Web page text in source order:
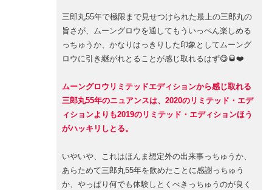
三郎丸55年で極限まで見せつけられた最上の三郎丸の
旨さが、ムーングロウを通してもういっぺん楽しめる
っちゅうか、かなりはっきりした印象としてムーング
ロウに引き継がれとることが感じ取れるはず😋🥃❤️
ムーングロウリミテッドエディションから感じ取れる
三郎丸55年のニュアンスは、2020のリミテッド・エデ
ィションよりも2019のリミテッド・エディションほう
がハッキリしとる。
いやいや、これはほんま想定外の出来事っちゅうか、
あらためて三郎丸55年を飲めたことに感謝っちゅう
か、やっぱり何でも体験しとくべきっちゅうのが良く